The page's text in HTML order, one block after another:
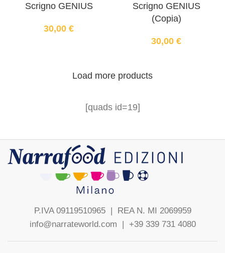
Scrigno GENIUS
30,00 €
Scrigno GENIUS
(Copia)
30,00 €
Load more products
[quads id=19]
P.IVA 09119510965 | REA N. MI 2069959
info@narrateworld.com | +39 339 731 4080